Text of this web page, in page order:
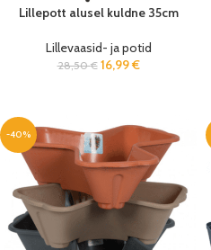
Lillepott alusel kuldne 35cm
Lillevaasid- ja potid
28,50€ 16,99€
-40%